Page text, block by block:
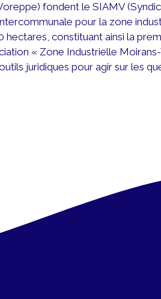
fondent le SIAMV
pour la zone
constituant ainsi la
« Zone Industrielle
juridiques pour agir sur les